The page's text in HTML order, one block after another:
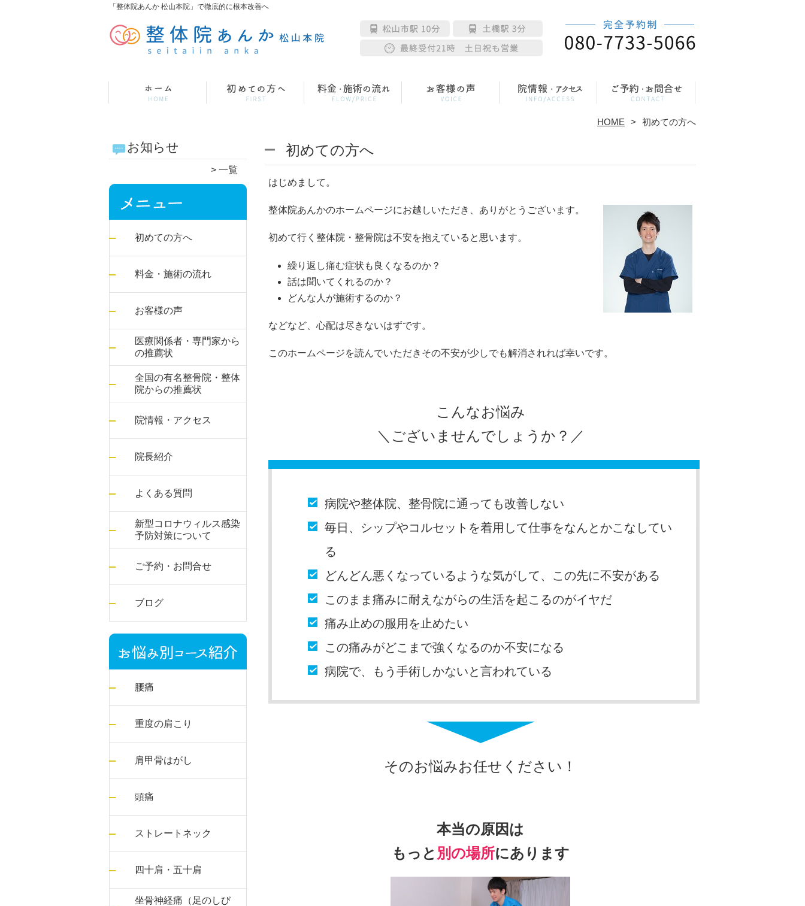
「整体院あんか 松山本院」で徹底的に根本改善へ
HOME 初めての方へ
お知らせ
一覧
初めての方へ
料金・施術の流れ
お客様の声
医療関係者・専門家から
の推薦状
全国の有名整骨院・整体
院からの推薦状
院情報・アクセス
院長紹介
よくある質問
新型コロナウィルス感染
予防対策について
ご予約・お問合せ
ブログ
腰痛
重度の肩こり
肩甲骨はがし
頭痛
ストレートネック
四十肩・五十肩
坐骨神経痛（足のしび
初めての方へ
はじめまして。
整体院あんかのホームページにお越しいただき、ありがとうございます。
初めて行く整体院・整骨院は不安を抱えていると思います。
繰り返し痛む症状も良くなるのか？
話は聞いてくれるのか？
どんな人が施術するのか？
などなど、心配は尽きないはずです。
このホームページを読んでいただきその不安が少しでも解消されれば幸いです。
こんなお悩み
＼ございませんでしょうか？／
病院や整体院、整骨院に通っても改善しない
毎日、シップやコルセットを着用して仕事をなんとかこなしてい
る
どんどん悪くなっているような気がして、この先に不安がある
このまま痛みに耐えながらの生活を起こるのがイヤだ
痛み止めの服用を止めたい
この痛みがどこまで強くなるのか不安になる
病院で、もう手術しかないと言われている
そのお悩みお任せください！
本当の原因は
もっと 別の場所にあります